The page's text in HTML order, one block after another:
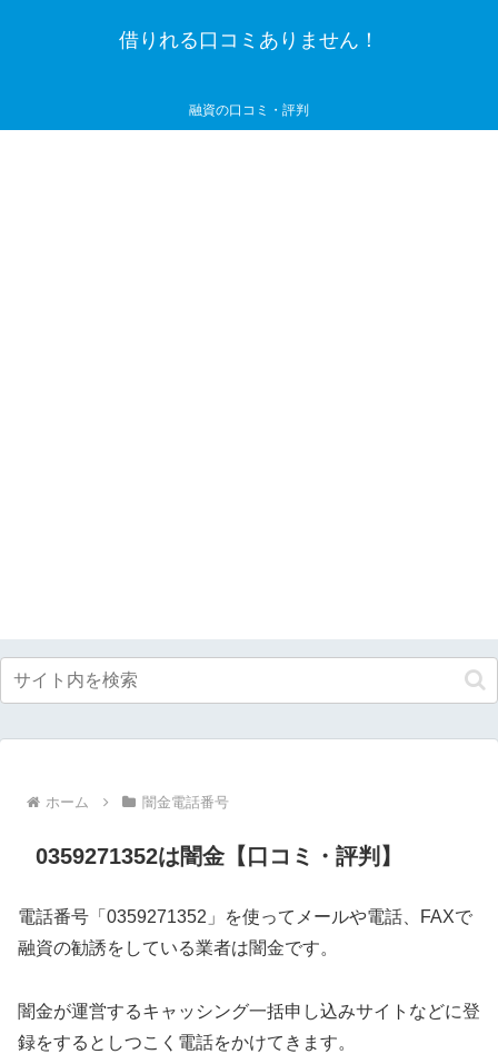
借りれる口コミありません！
融資の口コミ・評判
ホーム 闇金電話番号
0359271352は闇金【口コミ・評判】
電話番号「0359271352」を使ってメールや電話、FAXで
融資の勧誘をしている業者は闇金です。
闇金が運営するキャッシング一括申し込みサイトなどに登
録をするとしつこく電話をかけてきます。